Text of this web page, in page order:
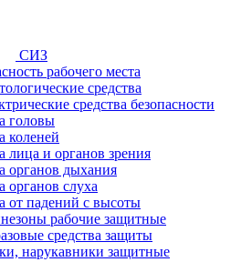
СИЗ
рабочего места
средства
средства безопасности
головы
коленей
лица и органов зрения
органов дыхания
органов слуха
от падений с высоты
рабочие защитные
средства защиты
нарукавники защитные